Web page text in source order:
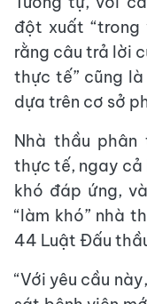
đột xuất “trong
rằng câu trả lời
thực tế” cũng
dựa trên cơ sở
Nhà thầu
thực tế, ngay cả
khó đáp ứng,
“làm khó” nhà
44 Luật Đấu
“Với yêu cầu